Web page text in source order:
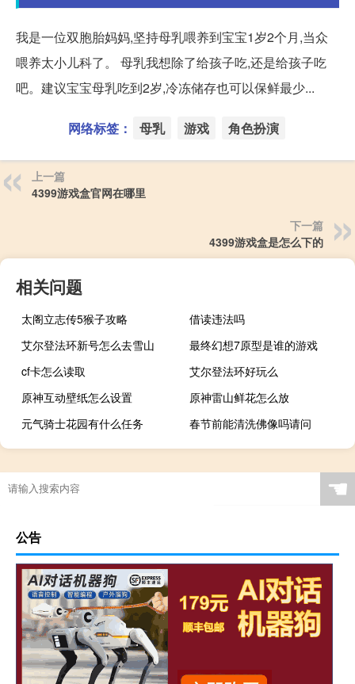
我是一位双胞胎妈妈,坚持母乳喂养到宝宝1岁2个月,当众
喂养太小儿科了。 母乳我想除了给孩子吃,还是给孩子吃
吧。建议宝宝母乳吃到2岁,冷冻储存也可以保鲜最少...
网络标签： 母乳 游戏 角色扮演
上一篇
4399游戏盒官网在哪里
下一篇
4399游戏盒是怎么下的
相关问题
太阁立志传5猴子攻略
借读违法吗
艾尔登法环新号怎么去雪山
最终幻想7原型是谁的游戏
cf卡怎么读取
艾尔登法环好玩么
原神互动壁纸怎么设置
原神雷山鲜花怎么放
元气骑士花园有什么任务
春节前能清洗佛像吗请问
☚
公告